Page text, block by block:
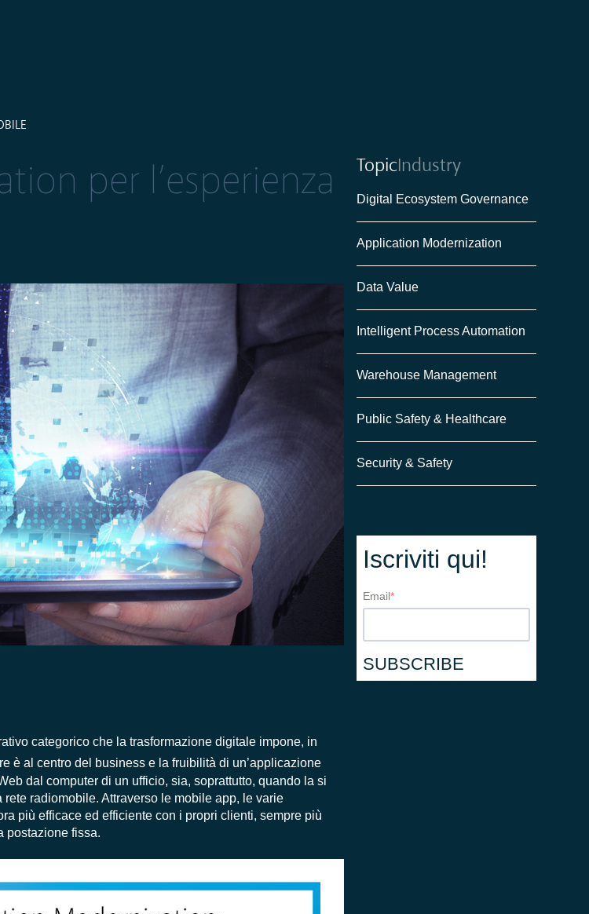
per l’esperienza
categorico che la trasformazione digitale impone, in
è al centro del business e la fruibilità di un’applicazione
dal computer di un ufficio, sia, soprattutto, quando la si
radiomobile. Attraverso le mobile app, le varie
più efficace ed efficiente con i propri clienti, sempre più
postazione fissa.
TopicIndustry
Digital Ecosystem Governance
Application Modernization
Data Value
Intelligent Process Automation
Warehouse Management
Public Safety & Healthcare
Security & Safety
Iscriviti qui!
Email*